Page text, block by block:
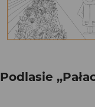
Podlasie